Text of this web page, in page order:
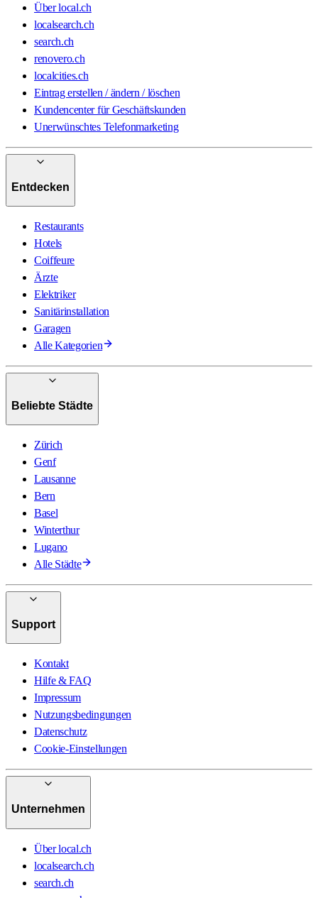
Über local.ch
localsearch.ch
search.ch
renovero.ch
localcities.ch
Eintrag erstellen / ändern / löschen
Kundencenter für Geschäftskunden
Unerwünschtes Telefonmarketing
Entdecken
Restaurants
Hotels
Coiffeure
Ärzte
Elektriker
Sanitärinstallation
Garagen
Alle Kategorien
Beliebte Städte
Zürich
Genf
Lausanne
Bern
Basel
Winterthur
Lugano
Alle Städte
Support
Kontakt
Hilfe & FAQ
Impressum
Nutzungsbedingungen
Datenschutz
Cookie-Einstellungen
Unternehmen
Über local.ch
localsearch.ch
search.ch